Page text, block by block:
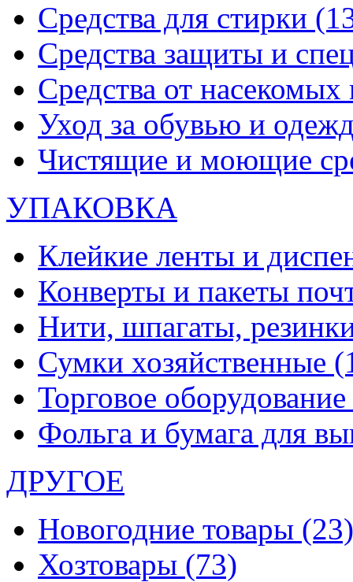
Средства для стирки
Средства защиты и
Средства от
Уход за обувью и
Чистящие и моющие
УПАКОВКА
Клейкие ленты и
Конверты и пакеты
Нити, шпагаты,
Сумки хозяйственные
Торговое оборудование
Фольга и бумага для
ДРУГОЕ
Новогодние товары (23)
Хозтовары (73)